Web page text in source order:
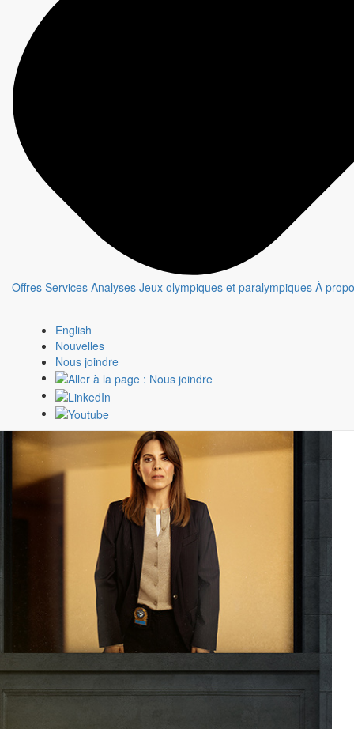
Offres Services Analyses Jeux olympiques et paralympiques À
English
Nouvelles
Nous joindre
MURDOCH MYSTERIES
Fiche émission